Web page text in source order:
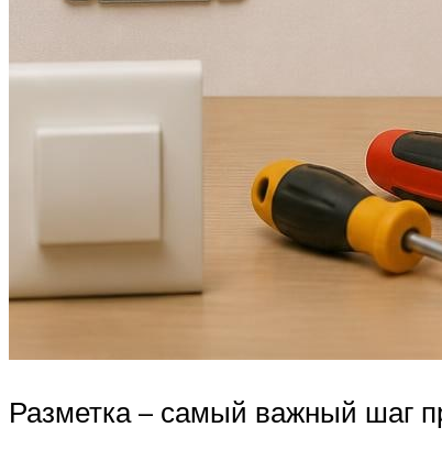
Разметка – самый важный шаг